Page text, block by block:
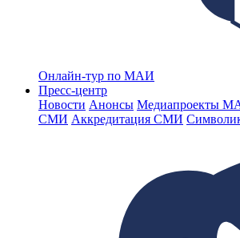
Онлайн-тур по МАИ
Пресс-центр
Новости Анонсы Медиапроекты
СМИ Аккредитация СМИ